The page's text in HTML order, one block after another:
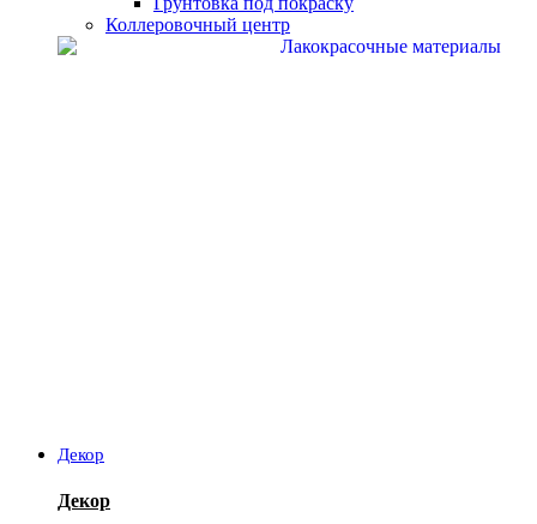
Коллеровочный центр
Декор
Декор